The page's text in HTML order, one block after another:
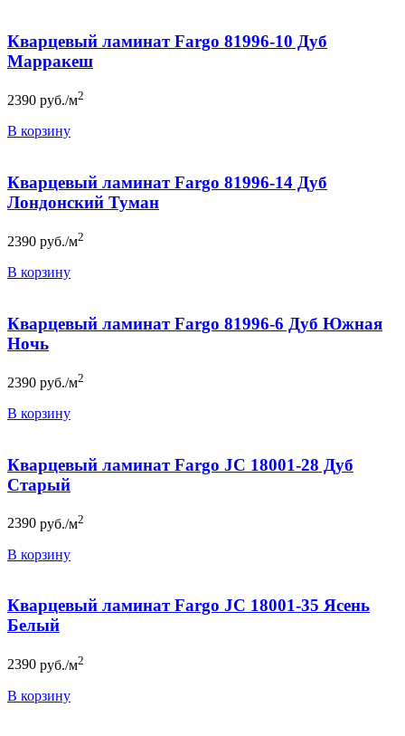
Кварцевый ламинат Fargo 81996-10 Дуб
Марракеш
2390 руб./м2
В корзину
Кварцевый ламинат Fargo 81996-14 Дуб
Лондонский Туман
2390 руб./м2
В корзину
Кварцевый ламинат Fargo 81996-6 Дуб Южная
Ночь
2390 руб./м2
В корзину
Кварцевый ламинат Fargo JC 18001-28 Дуб
Старый
2390 руб./м2
В корзину
Кварцевый ламинат Fargo JC 18001-35 Ясень
Белый
2390 руб./м2
В корзину